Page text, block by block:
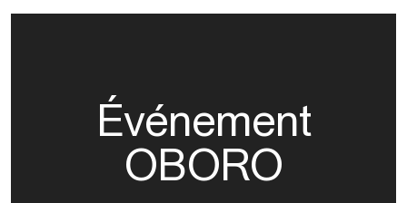
Événement
OBORO